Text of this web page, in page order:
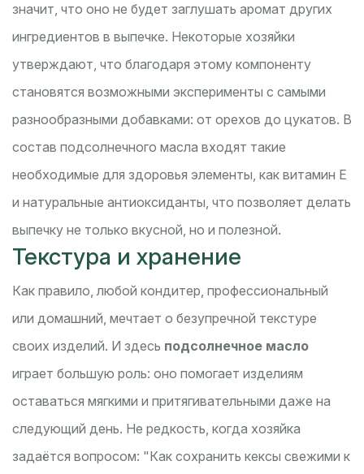
значит, что оно не будет заглушать аромат других
ингредиентов в выпечке. Некоторые хозяйки
утверждают, что благодаря этому компоненту
становятся возможными эксперименты с самыми
разнообразными добавками: от орехов до цукатов. В
состав подсолнечного масла входят такие
необходимые для здоровья элементы, как витамин Е
и натуральные антиоксиданты, что позволяет делать
выпечку не только вкусной, но и полезной.
Текстура и хранение
Как правило, любой кондитер, профессиональный
или домашний, мечтает о безупречной текстуре
своих изделий. И здесь подсолнечное масло
играет большую роль: оно помогает изделиям
оставаться мягкими и притягивательными даже на
следующий день. Не редкость, когда хозяйка
задаётся вопросом: "Как сохранить кексы свежими к